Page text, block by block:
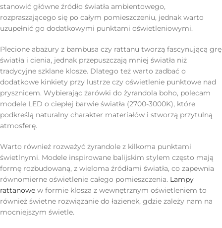
stanowić główne źródło światła ambientowego,
rozpraszającego się po całym pomieszczeniu, jednak warto
uzupełnić go dodatkowymi punktami oświetleniowymi.
Plecione abażury z bambusa czy rattanu tworzą fascynującą grę
światła i cienia, jednak przepuszczają mniej światła niż
tradycyjne szklane klosze. Dlatego też warto zadbać o
dodatkowe kinkiety przy lustrze czy oświetlenie punktowe nad
prysznicem. Wybierając żarówki do żyrandola boho, polecam
modele LED o ciepłej barwie światła (2700-3000K), które
podkreślą naturalny charakter materiałów i stworzą przytulną
atmosferę.
Warto również rozważyć żyrandole z kilkoma punktami
świetlnymi. Modele inspirowane balijskim stylem często mają
formę rozbudowaną, z wieloma źródłami światła, co zapewnia
równomierne oświetlenie całego pomieszczenia. Lampy
rattanowe w formie klosza z wewnętrznym oświetleniem to
również świetne rozwiązanie do łazienek, gdzie zależy nam na
mocniejszym świetle.